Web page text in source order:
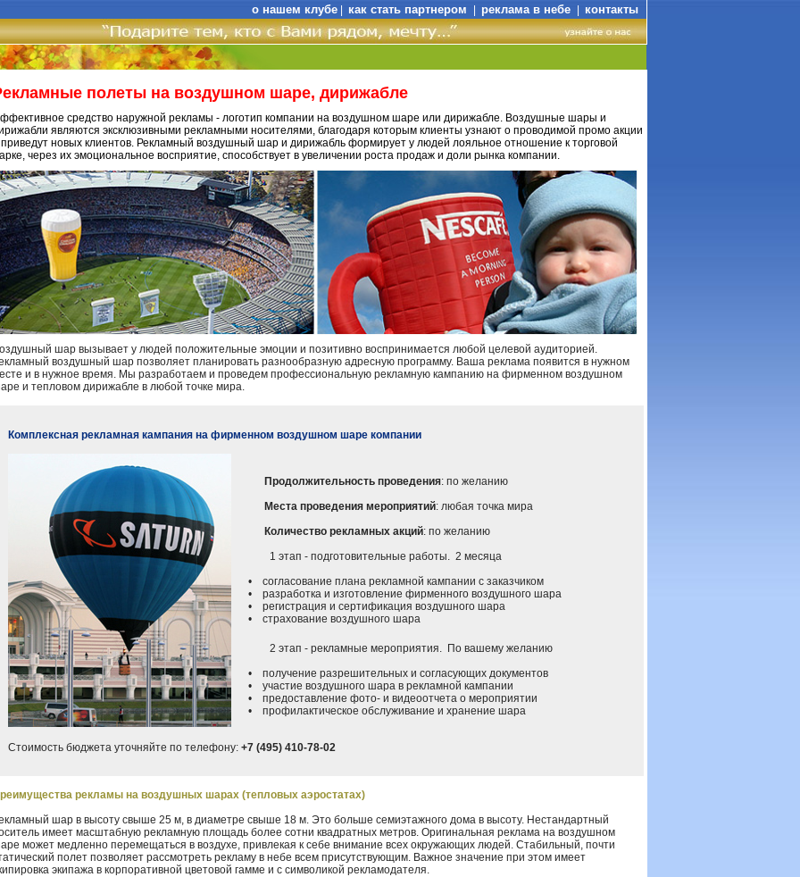
о нашем клубе как стать партнером реклама в небе контакты
полеты на воздушном шаре, дирижабле
средство наружной рекламы - логотип компании на воздушном шаре или дирижабле. Воздушные шары и
являются эксклюзивными рекламными носителями, благодаря которым клиенты узнают о проводимой промо акции
новых клиентов. Рекламный воздушный шар и дирижабль формирует у людей лояльное отношение к торговой
через их эмоциональное восприятие, способствует в увеличении роста продаж и доли рынка компании.
шар вызывает у людей положительные эмоции и позитивно воспринимается любой целевой аудиторией.
воздушный шар позволяет планировать разнообразную адресную программу. Ваша реклама появится в нужном
и в нужное время. Мы разработаем и проведем профессиональную рекламную кампанию на фирменном воздушном
и тепловом дирижабле в любой точке мира.
Комплексная рекламная кампания на фирменном воздушном шаре компании
Продолжительность проведения: по желанию
Места проведения мероприятий: любая точка мира
Количество рекламных акций: по желанию
1 этап - подготовительные работы. 2 месяца
• согласование плана рекламной кампании с заказчиком
• разработка и изготовление фирменного воздушного шара
• регистрация и сертификация воздушного шара
• страхование воздушного шара
2 этап - рекламные мероприятия. По вашему желанию
• получение разрешительных и согласующих документов
• участие воздушного шара в рекламной кампании
• предоставление фото- и видеоотчета о мероприятии
• профилактическое обслуживание и хранение шара
Стоимость бюджета уточняйте по телефону: +7 (495) 410-78-02
рекламы на воздушных шарах (тепловых аэростатах)
шар в высоту свыше 25 м, в диаметре свыше 18 м. Это больше семиэтажного дома в высоту. Нестандартный
имеет масштабную рекламную площадь более сотни квадратных метров. Оригинальная реклама на воздушном
может медленно перемещаться в воздухе, привлекая к себе внимание всех окружающих людей. Стабильный, почти
полет позволяет рассмотреть рекламу в небе всем присутствующим. Важное значение при этом имеет
экипажа в корпоративной цветовой гамме и с символикой рекламодателя.